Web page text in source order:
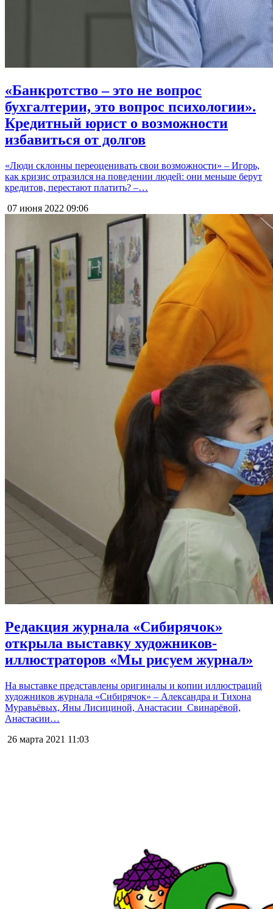
«Банкротство – это не вопрос
бухгалтерии, это вопрос психологии».
Кредитный юрист о возможности
избавиться от долгов
«Люди склонны переоценивать свои возможности» – Игорь,
как кризис отразился на поведении людей: они меньше берут
кредитов, перестают платить? –…
07 июня 2022 09:06
Редакция журнала «Сибирячок»
открыла выставку художников-
иллюстраторов «Мы рисуем журнал»
На выставке представлены оригиналы и копии иллюстраций
художников журнала «Сибирячок» – Александра и Тихона
Муравьёвых, Яны Лисициной, Анастасии Свинарёвой,
Анастасии…
26 марта 2021 11:03